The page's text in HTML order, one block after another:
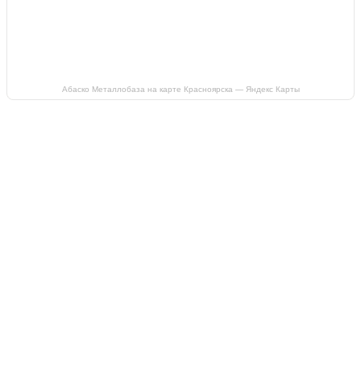
Абаско Металлобаза на карте Красноярска — Яндекс Карты